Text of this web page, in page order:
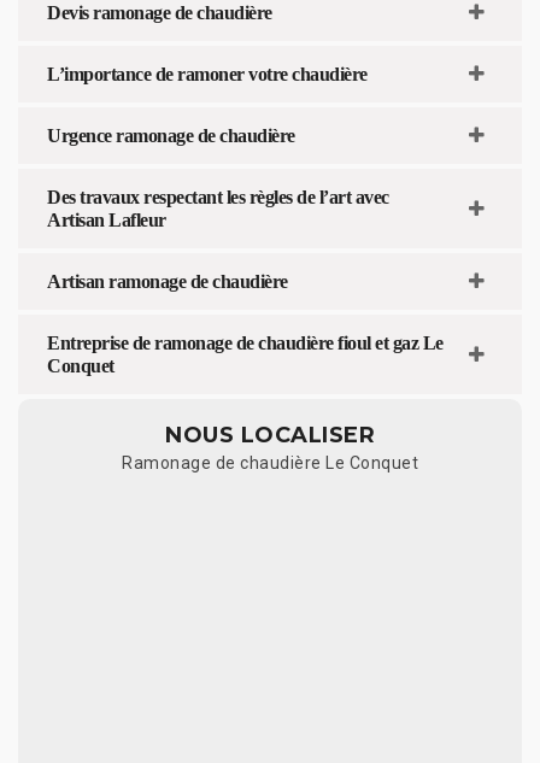
Devis ramonage de chaudière
L’importance de ramoner votre chaudière
Urgence ramonage de chaudière
Des travaux respectant les règles de l’art avec
Artisan Lafleur
Artisan ramonage de chaudière
Entreprise de ramonage de chaudière fioul et gaz Le
Conquet
NOUS LOCALISER
Ramonage de chaudière Le Conquet